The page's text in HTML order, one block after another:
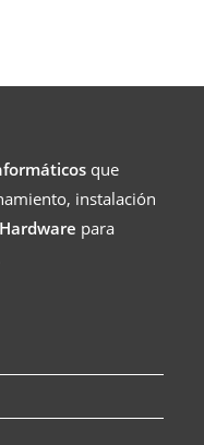
que
instalación
para